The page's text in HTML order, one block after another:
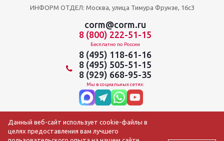
ИНФОРМ ОТДЕЛ: Москва, улица Тимура Фрунзе, 16с3
corm@corm.ru
8 (800) 222-51-15
Бесплатно по России
8 (495) 118-61-16
8 (495) 505-51-15
8 (929) 668-95-35
Мы в социальных сетях:
Данный веб-сайт использует cookie-файлы в
целях предоставления вам лучшего